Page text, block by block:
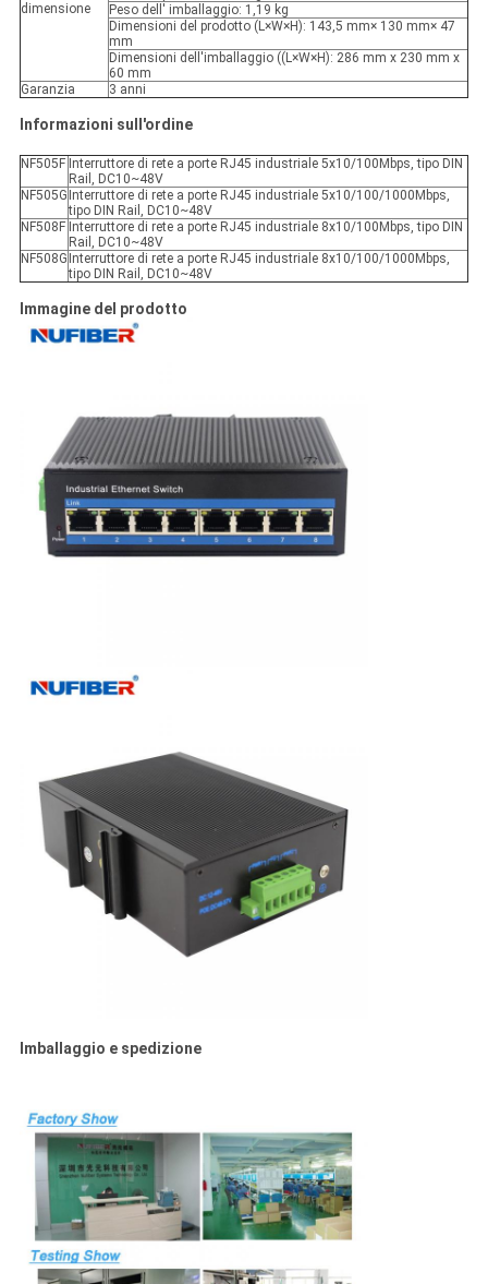
dimensione
Peso dell' imballaggio: 1,19 kg
Dimensioni del prodotto (L×W×H): 143,5 mm× 130 mm× 47
mm
Dimensioni dell'imballaggio ((L×W×H): 286 mm x 230 mm x
60 mm
Garanzia
3 anni
Informazioni sull'ordine
NF505F Interruttore di rete a porte RJ45 industriale 5x10/100Mbps, tipo DIN
Rail, DC10~48V
NF505G Interruttore di rete a porte RJ45 industriale 5x10/100/1000Mbps,
tipo DIN Rail, DC10~48V
NF508F Interruttore di rete a porte RJ45 industriale 8x10/100Mbps, tipo DIN
Rail, DC10~48V
NF508G Interruttore di rete a porte RJ45 industriale 8x10/100/1000Mbps,
tipo DIN Rail, DC10~48V
Immagine del prodotto
Imballaggio e spedizione